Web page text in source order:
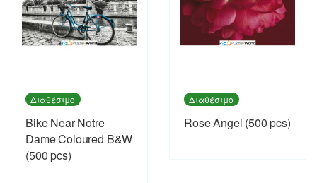
Διαθέσιμο
Bike Near Notre
Dame Coloured B&W
(500 pcs)
Διαθέσιμο
Rose Angel (500 pcs)